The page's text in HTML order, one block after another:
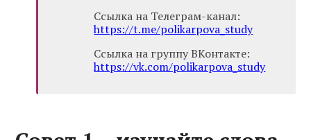
Ссылка на Телеграм-канал:
https://t.me/polikarpova_study
Ссылка на группу ВКонтакте:
https://vk.com/polikarpova_study